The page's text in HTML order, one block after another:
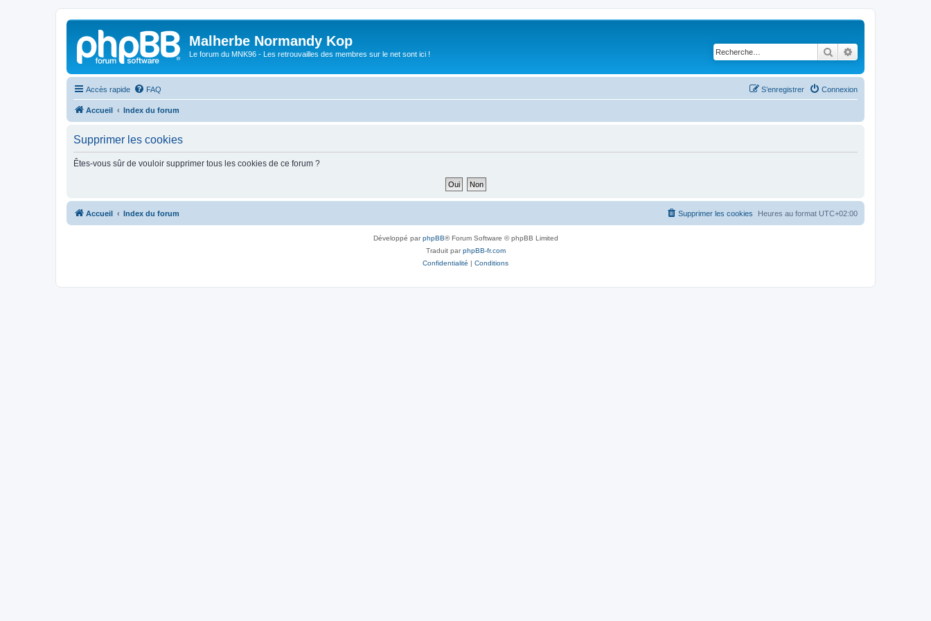
Malherbe Normandy Kop
Le forum du MNK96 - Les retrouvailles des membres sur le net sont ici ! Rechercher
Accès rapide FAQ Connexion
S’enregistrer
Accueil Index du forum
Supprimer les cookies
Êtes-vous sûr de vouloir supprimer tous les cookies de ce forum ?
Accueil Index du forum Heures au format UTC+02:00
Supprimer les cookies
Développé parphpBB® Forum Software © phpBB Limited
Traduit parphpBB-fr.com
Confidentialité | Conditions